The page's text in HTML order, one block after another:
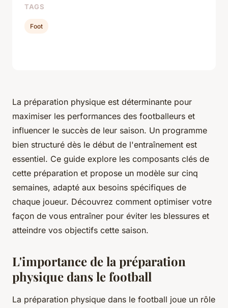
La préparation physique est déterminante pour
maximiser les performances des footballeurs et
influencer le succès de leur saison. Un programme
bien structuré dès le début de l'entraînement est
essentiel. Ce guide explore les composants clés de
cette préparation et propose un modèle sur cinq
semaines, adapté aux besoins spécifiques de
chaque joueur. Découvrez comment optimiser votre
façon de vous entraîner pour éviter les blessures et
atteindre vos objectifs cette saison.
L'importance de la préparation
physique dans le football
La préparation physique dans le football joue un rôle
TAGS
Foot